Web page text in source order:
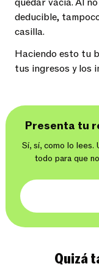
deducible,
casilla.
Haciendo esto tu
tus ingresos y los
Presenta tu
Sí, sí, como lo lees.
todo para que
Quizá